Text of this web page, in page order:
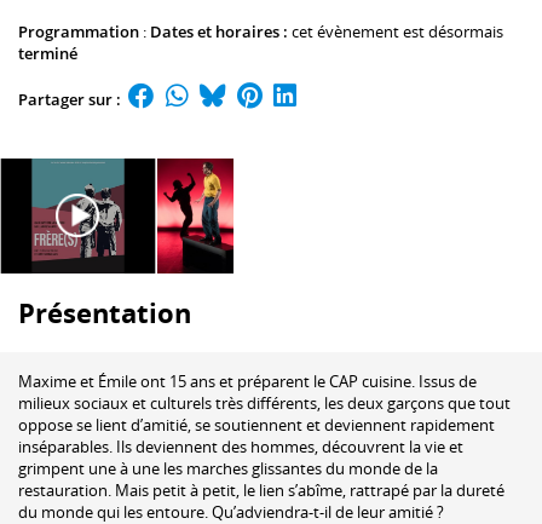
Programmation : Dates et horaires : cet évènement est désormais
terminé
Partager sur :
Présentation
Maxime et Émile ont 15 ans et préparent le CAP cuisine. Issus de
milieux sociaux et culturels très différents, les deux garçons que tout
oppose se lient d’amitié, se soutiennent et deviennent rapidement
inséparables. Ils deviennent des hommes, découvrent la vie et
grimpent une à une les marches glissantes du monde de la
restauration. Mais petit à petit, le lien s’abîme, rattrapé par la dureté
du monde qui les entoure. Qu’adviendra-t-il de leur amitié ?